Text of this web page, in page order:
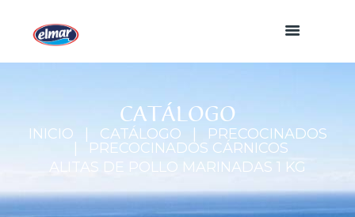
CATÁLOGO
INICIO CATÁLOGO
PRECOCINADOS
PRECOCINADOS CÁRNICOS
ALITAS DE POLLO MARINADAS 1 KG